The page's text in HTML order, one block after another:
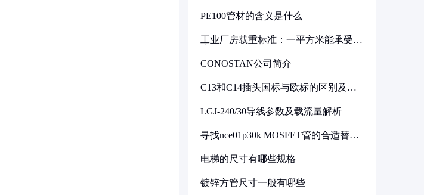
PE100管材的含义是什么
工业厂房载重标准：一平方米能承受多
CONOSTAN公司简介
C13和C14插头国标与欧标的区别及其
LGJ-240/30导线参数及载流量解析
寻找nce01p30k MOSFET管的合适替代
电梯的尺寸有哪些规格
镀锌方管尺寸一般有哪些